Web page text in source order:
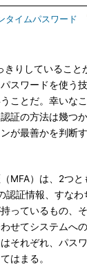
タイムパスワード
りしていること
スワードを使う
ことだ。幸いな
証の方法は幾つ
が最善かを判断
MFA）は、2つと
認証情報、すなわ
っているもの、
せてシステムへ
それぞれ、パス
はまる。